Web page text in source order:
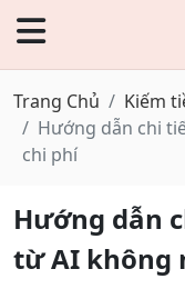
Trang Chủ
Kiếm
Hướng dẫn chi
chi phí
Hướng dẫn
từ AI không